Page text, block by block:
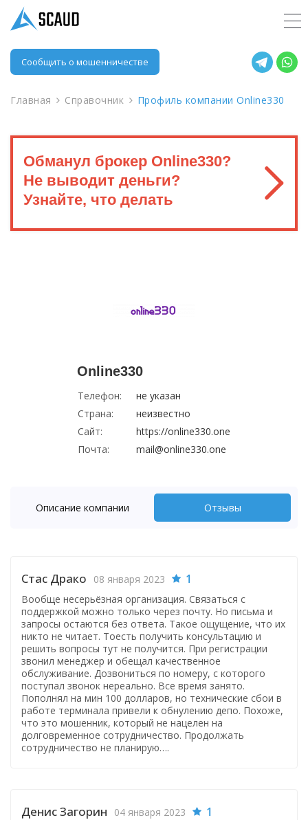
Сообщить о мошенничестве
Главная Справочник Профиль компании Online330
Обманул брокер Online330?
Не выводит деньги?
Узнайте, что делать
Online330
Телефон:
не указан
Страна:
неизвестно
Сайт:
https://online330.one
Почта:
mail@online330.one
Описание компании Отзывы
Стас Драко 08 января 2023 1
Вообще несерьёзная организация. Связаться с
поддержкой можно только через почту. Но письма и
запросы остаются без ответа. Такое ощущение, что их
никто не читает. Тоесть получить консультацию и
решить вопросы тут не получится. При регистрации
звонил менеджер и обещал качественное
обслуживание. Дозвониться по номеру, с которого
поступал звонок нереально. Все время занято.
Пополнял на мин 100 долларов, но технические сбои в
работе терминала привели к обнулению депо. Похоже,
что это мошенник, который не нацелен на
долговременное сотрудничество. Продолжать
сотрудничество не планирую….
Денис Загорин 04 января 2023 1